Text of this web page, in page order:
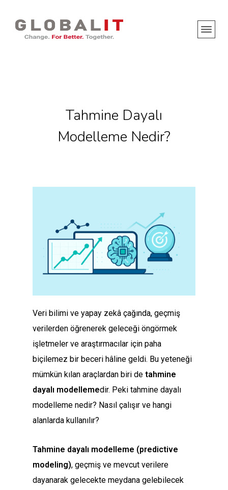
Tahmine Dayalı
Modelleme Nedir?
Veri bilimi ve yapay zekâ çağında, geçmiş
verilerden öğrenerek geleceği öngörmek
işletmeler ve araştırmacılar için paha
biçilemez bir beceri hâline geldi. Bu yeteneği
mümkün kılan araçlardan biri de tahmine
dayalı modellemedir. Peki tahmine dayalı
modelleme nedir? Nasıl çalışır ve hangi
alanlarda kullanılır?
Tahmine dayalı modelleme (predictive
modeling), geçmiş ve mevcut verilere
dayanarak gelecekte meydana gelebilecek